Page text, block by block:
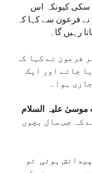
سکی کیونکہ اس
فرعون سے کہا کہ
رہیں گا۔
فرعون نے کہا کہ
جائے اور ایک
ہوا۔
علیہ السلام
کہ جس سال بچوں
ہوئی تو